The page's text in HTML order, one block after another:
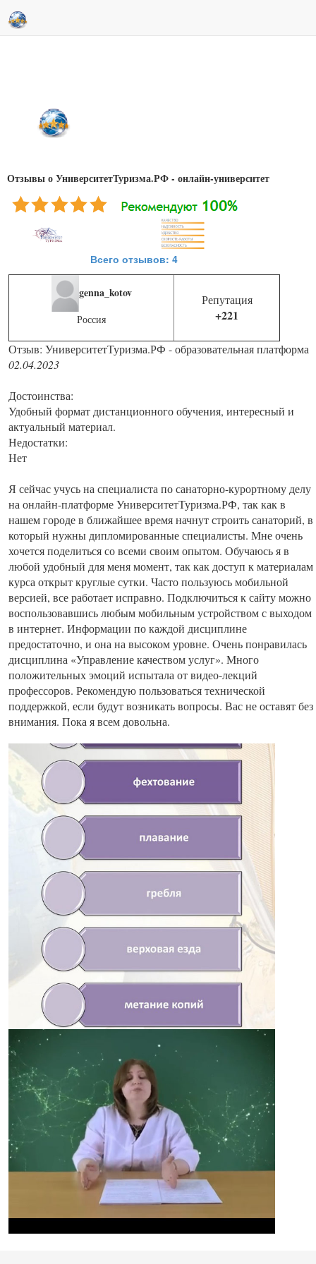
Отзывы о УниверситетТуризма.РФ - онлайн-университет
Всего отзывов: 4
genna_kotov
Россия
Репутация
+221
Отзыв: УниверситетТуризма.РФ - образовательная платформа
02.04.2023
Достоинства:
Удобный формат дистанционного обучения, интересный и
актуальный материал.
Недостатки:
Нет
Я сейчас учусь на специалиста по санаторно-курортному делу
на онлайн-платформе УниверситетТуризма.РФ, так как в
нашем городе в ближайшее время начнут строить санаторий, в
который нужны дипломированные специалисты. Мне очень
хочется поделиться со всеми своим опытом. Обучаюсь я в
любой удобный для меня момент, так как доступ к материалам
курса открыт круглые сутки. Часто пользуюсь мобильной
версией, все работает исправно. Подключиться к сайту можно
воспользовавшись любым мобильным устройством с выходом
в интернет. Информации по каждой дисциплине
предостаточно, и она на высоком уровне. Очень понравилась
дисциплина «Управление качеством услуг». Много
положительных эмоций испытала от видео-лекций
профессоров. Рекомендую пользоваться технической
поддержкой, если будут возникать вопросы. Вас не оставят без
внимания. Пока я всем довольна.